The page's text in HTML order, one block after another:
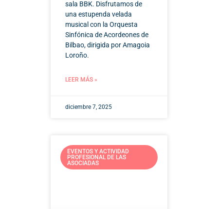
sala BBK. Disfrutamos de
una estupenda velada
musical con la Orquesta
Sinfónica de Acordeones de
Bilbao, dirigida por Amagoia
Loroño.
LEER MÁS »
diciembre 7, 2025
EVENTOS Y ACTIVIDAD
PROFESIONAL DE LAS
ASOCIADAS